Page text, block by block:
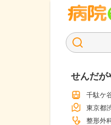
せんだが
千駄ケ
東京都
整形外